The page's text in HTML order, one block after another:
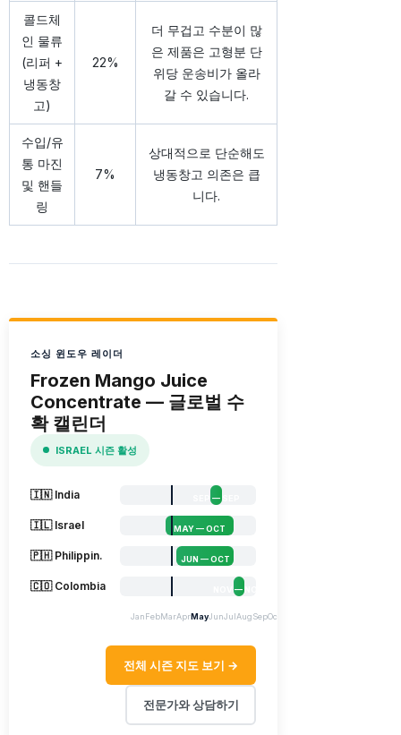
콜드체
인 물류
(리퍼 +
냉동창
고)
22%
더 무겁고 수분이 많
은 제품은 고형분 단
위당 운송비가 올라
갈 수 있습니다.
수입/유
통 마진
및 핸들
링
7%
상대적으로 단순해도
냉동창고 의존은 큽
니다.
소싱 윈도우 레이더
Frozen Mango Juice
Concentrate — 글로벌 수
확 캘린더
ISRAEL 시즌 활성
🇮🇳 India SEP — SEP
🇮🇱 Israel MAY — OCT
🇵🇭 Philippin. JUN — OCT
🇨🇴 Colombia NOV — NOV
JanFebMarAprMayJunJulAugSepOct
전체 시즌 지도 보기 →
전문가와 상담하기